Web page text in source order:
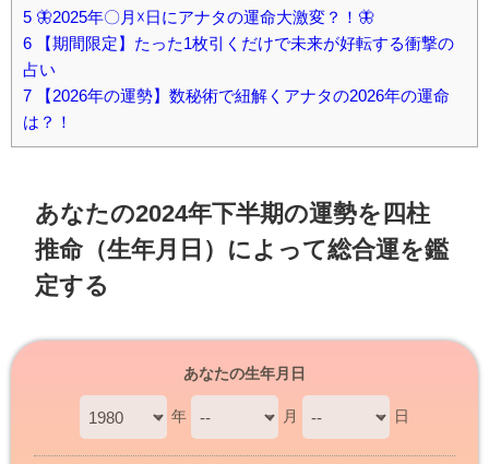
5 🦋2025年〇月☓日にアナタの運命大激変？！🦋
6 【期間限定】たった1枚引くだけで未来が好転する衝撃の
占い
7 【2026年の運勢】数秘術で紐解くアナタの2026年の運命
は？！
あなたの2024年下半期の運勢を四柱
推命（生年月日）によって総合運を鑑
定する
あなたの生年月日
年 月 日